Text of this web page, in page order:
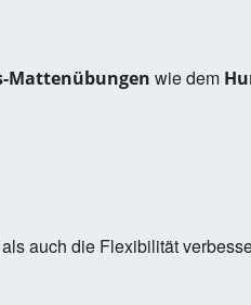
Mattenübungen wie dem
auch die Flexibilität